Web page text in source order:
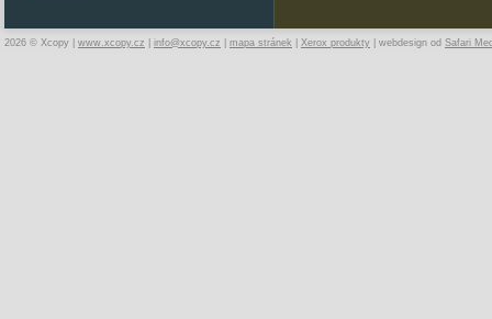
2026 © Xcopy | www.xcopy.cz info@xcopy.cz mapa stránek Xerox produkty | webdesign od Safari